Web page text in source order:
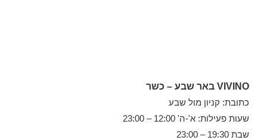
VIVINO באר שבע – כשר
כתובת: קניון מול שבע
שעות פעילות: א'-ה' 12:00 – 23:00
שבת 19:30 – 23:00